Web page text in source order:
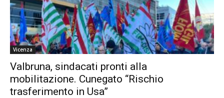
Vicenza
Valbruna, sindacati pronti alla
mobilitazione. Cunegato “Rischio
trasferimento in Usa”